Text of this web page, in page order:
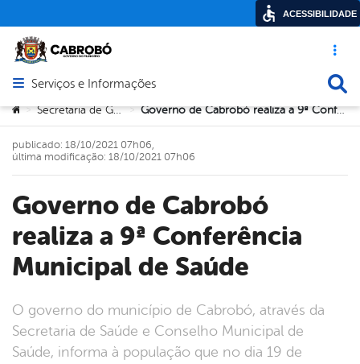
Acesso
Abrir menu principal de navegação
Serviços e Informações
Você está aqui:
> Secretaria de Governo > Governo de Cabrobó realiza a 9ª Conferência Municipal de Saúde
Governo de Cabrobó
realiza a 9ª Conferência
Municipal de Saúde
O governo do município de Cabrobó, através da
Secretaria de Saúde e Conselho Municipal de
Saúde, informa à população que no dia 19 de
publicado: 18/10/2021 07h06,
última modificação: 18/10/2021 07h06
ACESSIBILIDADE